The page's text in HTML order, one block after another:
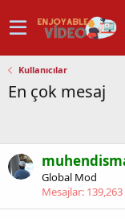
Kullanıcılar
En çok mesaj
Global Mod
Mesajlar 139,263